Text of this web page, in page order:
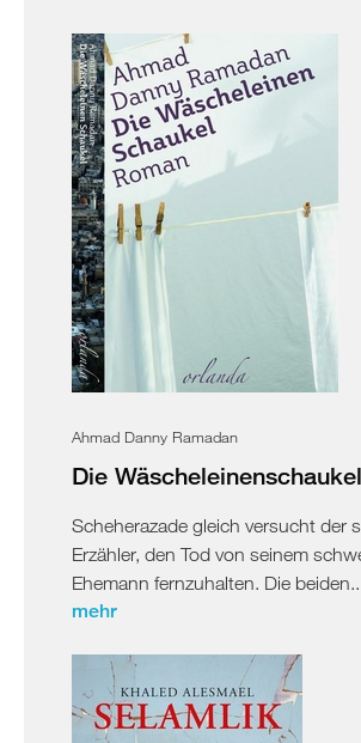
Ahmad Danny Ramadan
Die Wäscheleinenschaukel
Scheherazade gleich versucht der
Erzähler, den Tod von seinem
Ehemann fernzuhalten. Die beiden...
mehr